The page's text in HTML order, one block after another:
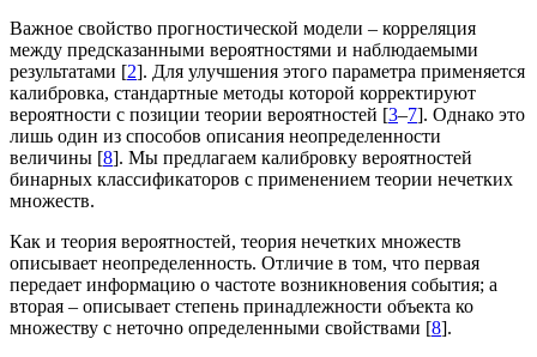
Важное свойство прогностической модели – корреляция
между предсказанными вероятностями и наблюдаемыми
результатами [2]. Для улучшения этого параметра применяется
калибровка, стандартные методы которой корректируют
вероятности с позиции теории вероятностей [3–7]. Однако это
лишь один из способов описания неопределенности
величины [8]. Мы предлагаем калибровку вероятностей
бинарных классификаторов с применением теории нечетких
множеств.
Как и теория вероятностей, теория нечетких множеств
описывает неопределенность. Отличие в том, что первая
передает информацию о частоте возникновения события; а
вторая – описывает степень принадлежности объекта ко
множеству с неточно определенными свойствами [8].